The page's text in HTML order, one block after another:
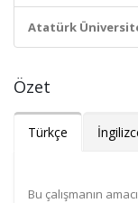
Atatürk
Özet
Türkçe
Bu çalışmanın